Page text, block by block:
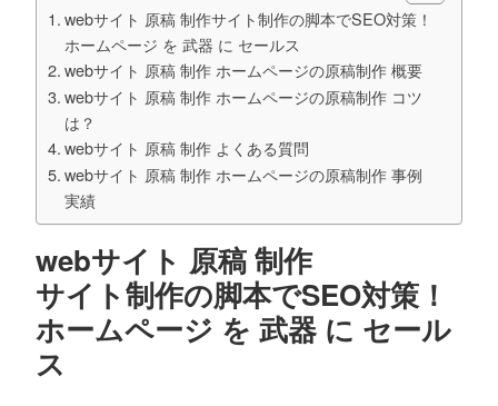
webサイト 原稿 制作サイト制作の脚本でSEO対策！
ホームページ を 武器 に セールス
webサイト 原稿 制作 ホームページの原稿制作 概要
webサイト 原稿 制作 ホームページの原稿制作 コツ
は？
webサイト 原稿 制作 よくある質問
webサイト 原稿 制作 ホームページの原稿制作 事例
実績
webサイト 原稿 制作
サイト制作の脚本でSEO対策！
ホームページ を 武器 に セール
ス